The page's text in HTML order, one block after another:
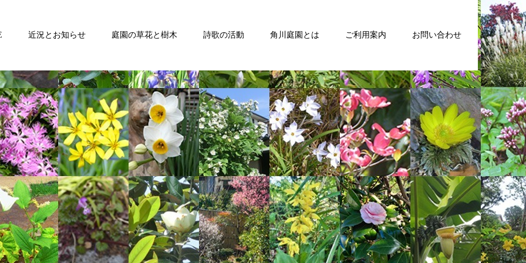
近況とお知らせ 庭園の草花と樹木 詩歌の活動 角川庭園とは ご利用案内 お問い合わせ